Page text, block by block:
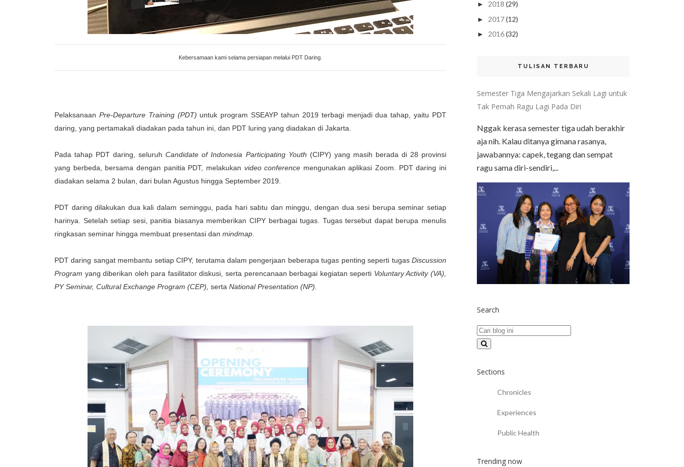
Kebersamaan kami selama persiapan melalui PDT Daring.
Pelaksanaan Pre-Departure Training (PDT) untuk program SSEAYP tahun 2019 terbagi menjadi dua tahap, yaitu PDT
daring, yang pertamakali diadakan pada tahun ini, dan PDT luring yang diadakan di Jakarta.
Pada tahap PDT daring, seluruhCandidate of Indonesia Participating Youth (CIPY) yang masih berada di 28 provinsi
yang berbeda, bersama dengan panitia PDT, melakukan video conference mengunakan aplikasi Zoom. PDT daring ini
diadakan selama 2 bulan, dari bulan Agustus hingga September 2019.
PDT daring dilakukan dua kali dalam seminggu, pada hari sabtu dan minggu, dengan dua sesi berupa seminar setiap
harinya. Setelah setiap sesi, panitia biasanya memberikan CIPY berbagai tugas. Tugas tersebut dapat berupa menulis
ringkasan seminar hingga membuat presentasi dan mindmap
PDT daring sangat membantu setiap CIPY, terutama dalam pengerjaan beberapa tugas penting seperti tugas Discussion
Program yang diberikan oleh para fasilitator diskusi, serta perencanaan berbagai kegiatan seperti Voluntary Activity (VA),
PY Seminar, Cultural Exchange Program (CEP), serta National Presentation (NP).
► 2018 (29)
► 2017(12)
► 2016(32)
TULISAN TERBARU
Semester Tiga Mengajarkan Sekali Lagi untuk
Tak Pernah Ragu Lagi Pada Diri
Nggak kerasa semester tiga udah berakhir
aja nih. Kalau ditanya gimana rasanya,
jawabannya: capek, tegang dan sempat
ragu sama diri-sendiri,...
Search
Sections
Chronicles
Experiences
Public Health
Trending now